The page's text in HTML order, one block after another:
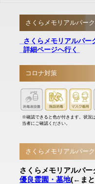
さくらメモリアルパー
さくらメモリアルパー
詳細ページへ行く
コロナ対策
※確認できると色が付きます。状況
当者にご確認ください。
さくらメモリアルパー
さくらメモリアルパ
優良霊園・墓地(←まと